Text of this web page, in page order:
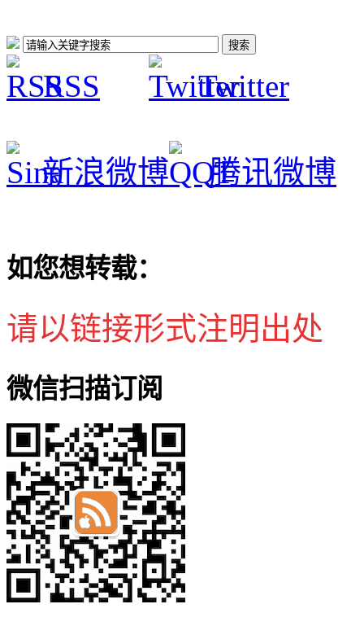
RSS Twitter
新浪微博 腾讯微博
如您想转载：
请以链接形式注明出处
微信扫描订阅